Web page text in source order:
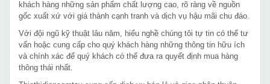
khách hàng những sản phẩm chất lượng cao, rõ ràng về nguồn
gốc xuất xứ với giá thành cạnh tranh và dịch vụ hậu mãi chu đáo.
Với đội ngũ kỹ thuật lâu năm, hiểu nghề chúng tôi tự tin có thể tư
vấn hoặc cung cấp cho quý khách hàng những thông tin hữu ích
và chính xác để quý khách có thể đưa ra quyết định mua hàng
thông thái nhất.